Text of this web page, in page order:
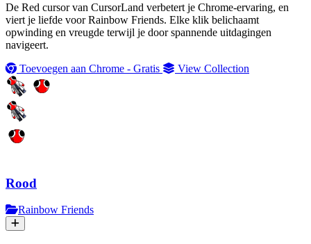
De Red cursor van CursorLand verbetert je Chrome-ervaring, en
viert je liefde voor Rainbow Friends. Elke klik belichaamt
opwinding en vreugde terwijl je door spannende uitdagingen
navigeert.
Toevoegen aan Chrome - Gratis
View Collection
Rood
Rainbow Friends